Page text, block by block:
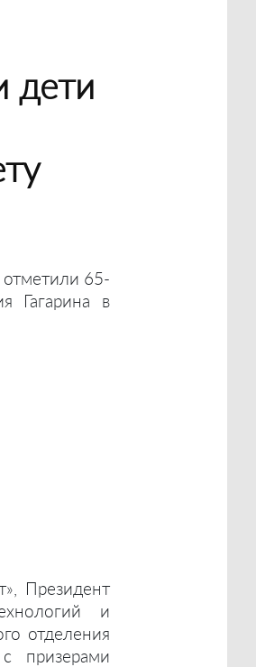
дети
отметили 65-
Гагарина в
Президент
и
отделения
призерами